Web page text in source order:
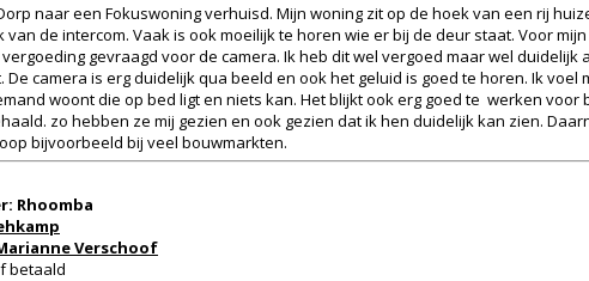
naar een Fokuswoning verhuisd. Mijn woning zit op de hoek van een rij
van de intercom. Vaak is ook moeilijk te horen wie er bij de deur staat. Voor
gevraagd voor de camera. Ik heb dit wel vergoed maar wel
camera is erg duidelijk qua beeld en ook het geluid is goed te horen. Ik
woont die op bed ligt en niets kan. Het blijkt ook erg goed te werken
zo hebben ze mij gezien en ook gezien dat ik hen duidelijk kan zien.
bijvoorbeeld bij veel bouwmarkten.
Rhoomba
Verschoof
betaald